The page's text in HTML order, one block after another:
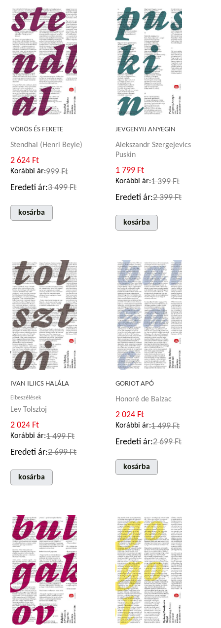
VÖRÖS ÉS FEKETE
Stendhal (Henri Beyle)
2 624 Ft
Korábbi ár:999 Ft
Eredeti ár:3 499 Ft
kosárba
JEVGENYIJ ANYEGIN
Alekszandr Szergejevics
Puskin
1 799 Ft
Korábbi ár:1 399 Ft
Eredeti ár:2 399 Ft
kosárba
IVAN ILJICS HALÁLA
Elbeszélések
Lev Tolsztoj
2 024 Ft
Korábbi ár:1 499 Ft
Eredeti ár:2 699 Ft
kosárba
GORIOT APÓ
Honoré de Balzac
2 024 Ft
Korábbi ár:1 499 Ft
Eredeti ár:2 699 Ft
kosárba